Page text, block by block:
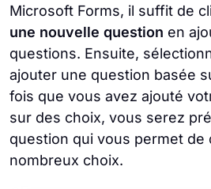
Microsoft Forms, il suffit de
une nouvelle question en
questions. Ensuite,
ajouter une question basée
fois que vous avez ajouté
sur des choix, vous serez
question qui vous permet de
nombreux choix.